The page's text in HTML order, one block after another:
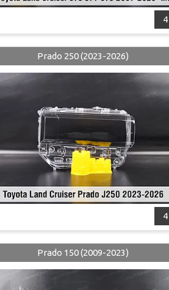
4
4
Prado 250 (2023-2026)
Prado 150 (2009-2023)